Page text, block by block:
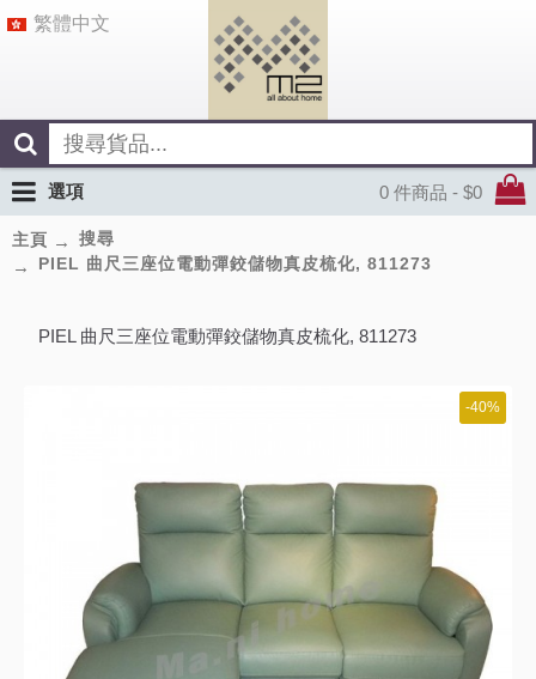
繁體中文
0 件商品 - $0
選項
主頁
搜尋
PIEL 曲尺三座位電動彈鉸儲物真皮梳化, 811273
PIEL 曲尺三座位電動彈鉸儲物真皮梳化, 811273
-40%